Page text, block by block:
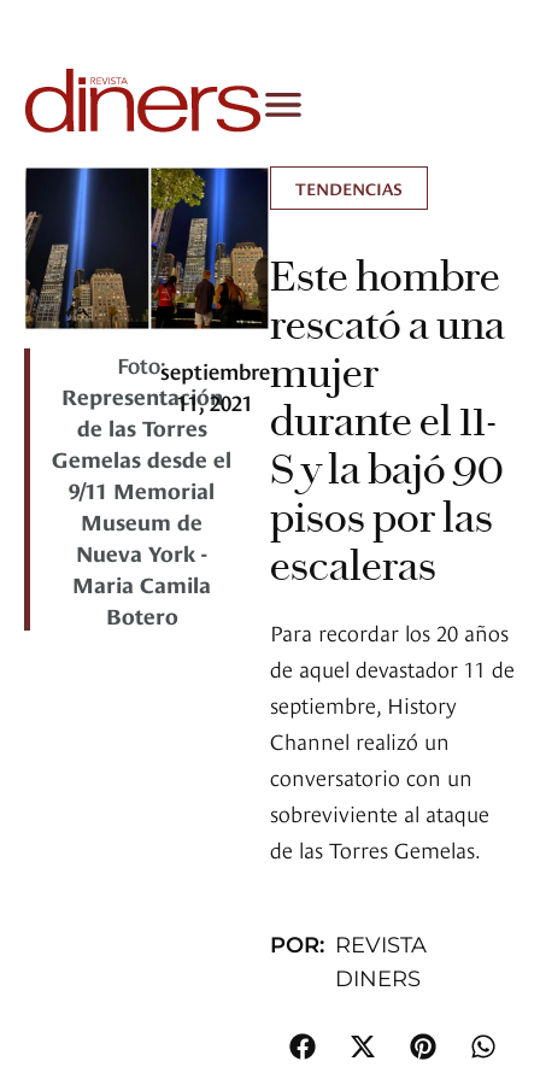
Foto:
Representación
de las Torres
Gemelas desde el
9/11 Memorial
Museum de
Nueva York -
Maria Camila
Botero
septiembre
11, 2021
TENDENCIAS
Este hombre
rescató a una
mujer
durante el 11-
S y la bajó 90
pisos por las
escaleras
Para recordar los 20 años
de aquel devastador 11 de
septiembre, History
Channel realizó un
conversatorio con un
sobreviviente al ataque
de las Torres Gemelas.
POR: REVISTA
DINERS